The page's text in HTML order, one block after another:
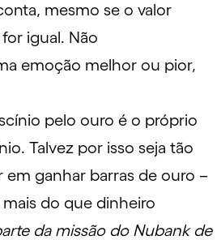
mesmo se o valor
igual. Não
emoção melhor ou pior,
pelo ouro é o próprio
Talvez por isso seja tão
em ganhar barras de ouro –
do que dinheiro
da missão do Nubank de